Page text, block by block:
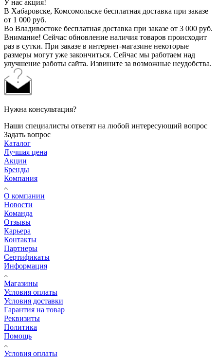
У нас акция!
В Хабаровске, Комсомольске бесплатная доставка при заказе
от 1 000 руб.
Во Владивостоке бесплатная доставка при заказе от 3 000 руб.
Внимание! Сейчас обновление наличия товаров происходит
раз в сутки. При заказе в интернет-магазине некоторые
размеры могут уже закончиться. Сейчас мы работаем над
улучшение работы сайта. Извините за возможные неудобства.
Нужна консультация?
Наши специалисты ответят на любой интересующий вопрос
Задать вопрос
Каталог
Лучшая цена
Акции
Бренды
Компания
О компании
Новости
Команда
Отзывы
Карьера
Контакты
Партнеры
Сертификаты
Информация
Магазины
Условия оплаты
Условия доставки
Гарантия на товар
Реквизиты
Политика
Помощь
Условия оплаты